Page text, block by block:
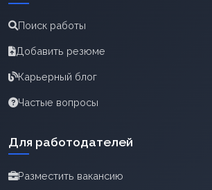
Поиск работы
Добавить резюме
Карьерный блог
Частые вопросы
Для работодателей
Разместить вакансию